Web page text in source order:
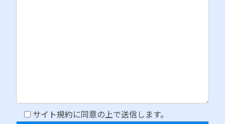
サイト規約に同意の上で送信します。